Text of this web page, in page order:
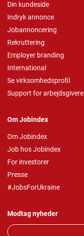
Din kundeside
Indryk annonce
Jobannoncering
Rekruttering
Employer branding
International
Se virksomhedsprofil
Support for arbejdsgivere
Om Jobindex
Om Jobindex
Job hos Jobindex
For investorer
Presse
#JobsForUkraine
Modtag nyheder